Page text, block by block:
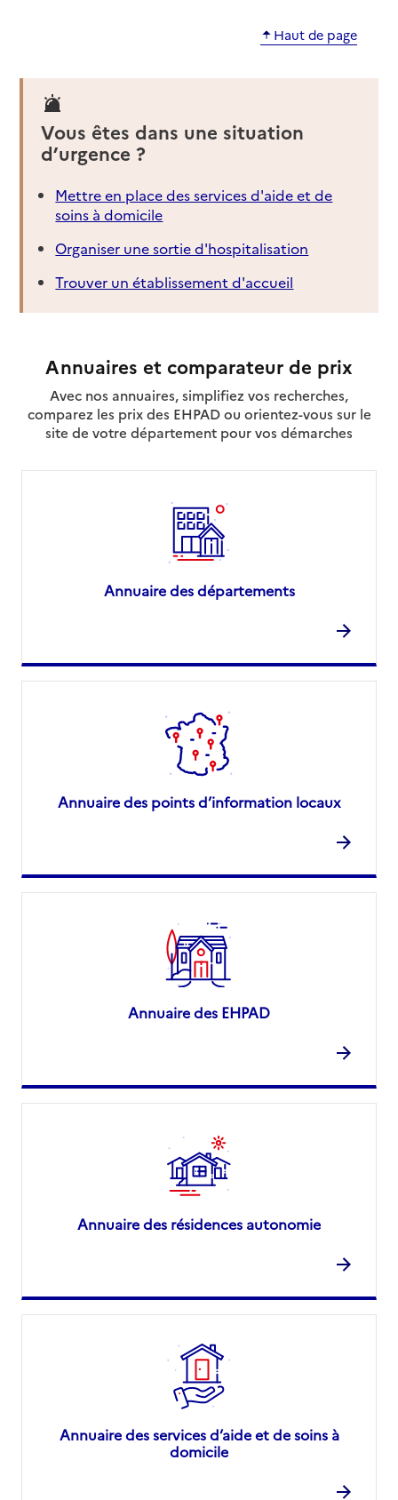
Dernier rapport d'évaluation de la qualité
Service autonomie à domicile (aide)
Éop la
Adresse
5 rue Clausel de Coussergues
12100-Millau
Contact
Site internet
Mis à jour le : 23/07/2026
Haut de page
Vous êtes dans une situation
d’urgence ?
Mettre en place des services d'aide et de
soins à domicile
Organiser une sortie d'hospitalisation
Trouver un établissement d'accueil
Annuaires et comparateur de prix
Avec nos annuaires, simplifiez vos recherches,
comparez les prix des EHPAD ou orientez-vous sur le
site de votre département pour vos démarches
Annuaire des départements
Annuaire des points d’information locaux
Annuaire des EHPAD
Annuaire des résidences autonomie
Annuaire des services d’aide et de soins à
domicile